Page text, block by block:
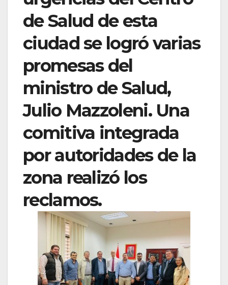
de Salud de esta
ciudad se logró varias
promesas del
ministro de Salud,
Julio Mazzoleni. Una
comitiva integrada
por autoridades de la
zona realizó los
reclamos.